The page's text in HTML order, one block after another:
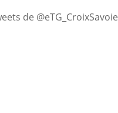
de @eTG_CroixSavoie